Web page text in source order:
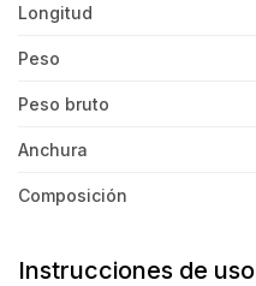
Longitud
Peso
Peso bruto
Anchura
Composición
Instrucciones de uso